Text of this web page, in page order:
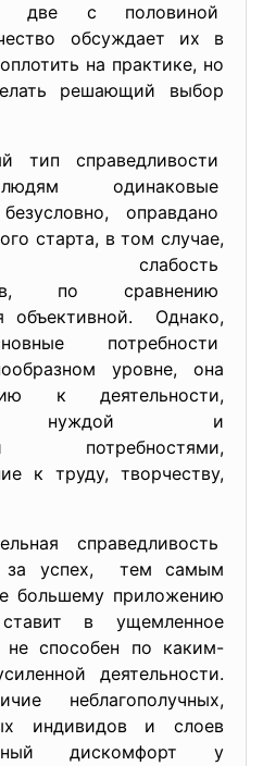
две с половиной
обсуждает их в
на практике, но
решающий выбор
тип справедливости
людям одинаковые
оправдано
старта, в том случае,
по сравнению
объективной. Однако,
потребности
уровне, она
к деятельности,
нуждой и
потребностями,
к труду, творчеству,
справедливость
за успех, тем самым
большему приложению
в ущемленное
не способен по каким-
деятельности.
неблагополучных,
индивидов и слоев
дискомфорт у